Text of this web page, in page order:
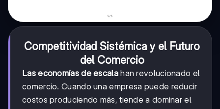
Competitividad Sistémica y el Futuro
del Comercio
Las economías de escalahan revolucionado el
comercio. Cuando una empresa puede reducir
costos produciendo más, tiende a dominar el